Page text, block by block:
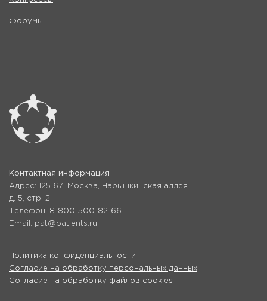
Форумы
Контактная информация
Адрес: 125167, Москва, Нарышкинская аллея
д. 5, стр. 2
Телефон: 8-800-500-82-66
Email: pat@patients.ru
Политика конфиденциальности
Согласие на обработку персональных данных
Согласие на обработку файлов cookies